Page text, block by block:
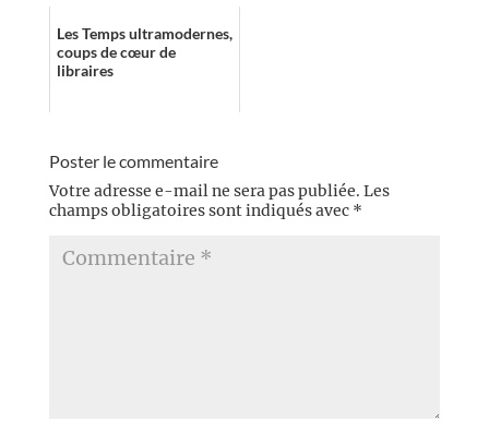
Les Temps ultramodernes,
coups de cœur de
libraires
Poster le commentaire
Votre adresse e-mail ne sera pas publiée. Les
champs obligatoires sont indiqués avec *